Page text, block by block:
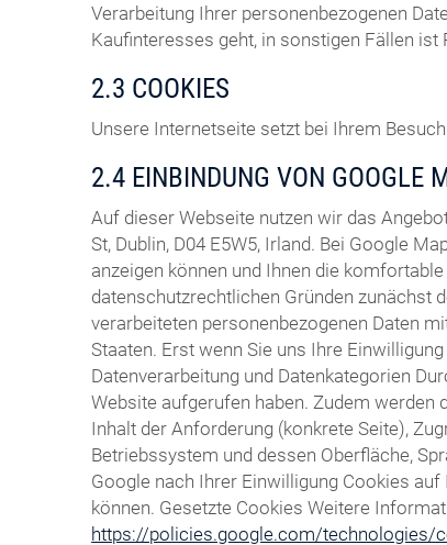
Verarbeitung Ihrer personenbezogenen
Kaufinteresses geht, in sonstigen Fällen ist
2.3 COOKIES
Unsere Internetseite setzt bei Ihrem
2.4 EINBINDUNG VON GOOGLE
Auf dieser Webseite nutzen wir das
St, Dublin, D04 E5W5, Irland. Bei Google
anzeigen können und Ihnen die
datenschutzrechtlichen Gründen zunächst
verarbeiteten personenbezogenen Daten
Staaten. Erst wenn Sie uns Ihre
Datenverarbeitung und Datenkategorien
Website aufgerufen haben. Zudem werden
Inhalt der Anforderung (konkrete Seite),
Betriebssystem und dessen Oberfläche,
Google nach Ihrer Einwilligung Cookies
können. Gesetzte Cookies Weitere
https://policies.google.com/technologies/